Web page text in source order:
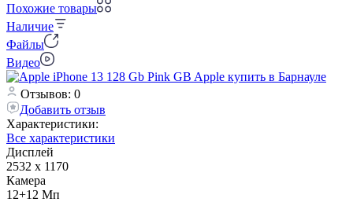
Похожие товары
Наличие
Файлы
Видео
Отзывов: 0
Добавить отзыв
Характеристики:
Все характеристики
Дисплей
2532 x 1170
Камера
12+12 Мп